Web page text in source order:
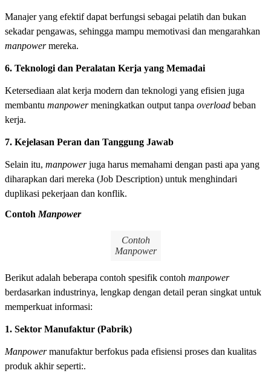
Manajer yang efektif dapat berfungsi sebagai pelatih dan bukan
sekadar pengawas, sehingga mampu memotivasi dan mengarahkan
manpowermereka.
6. Teknologi dan Peralatan Kerja yang Memadai
Ketersediaan alat kerja modern dan teknologi yang efisien juga
membantu manpowermeningkatkan output tanpa overload beban
kerja.
7. Kejelasan Peran dan Tanggung Jawab
Selain itu, manpowerjuga harus memahami dengan pasti apa yang
diharapkan dari mereka (Job Description) untuk menghindari
duplikasi pekerjaan dan konflik.
Contoh Manpower
Contoh
Manpower
Berikut adalah beberapa contoh spesifik contoh manpower
berdasarkan industrinya, lengkap dengan detail peran singkat untuk
memperkuat informasi:
1. Sektor Manufaktur (Pabrik)
Manpowermanufaktur berfokus pada efisiensi proses dan kualitas
produk akhir seperti:.